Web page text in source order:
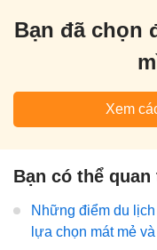
Bạn đã chọn
Xem
Bạn có thể quan
Những điểm du
lựa chọn mát mẻ